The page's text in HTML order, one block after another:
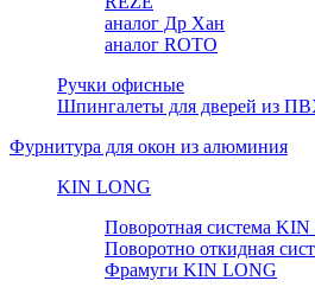
аналог Др Хан
аналог ROTO
Ручки офисные
Шпингалеты для дверей из
Фурнитура для окон из алюминия
KIN LONG
Поворотная система
Поворотно откидная
Фрамуги KIN LONG